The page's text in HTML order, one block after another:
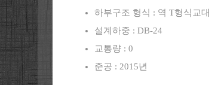
하부구조 형식 : 역 T형식교대
설계하중 : DB-24
교통량 : 0
준공 : 2015년